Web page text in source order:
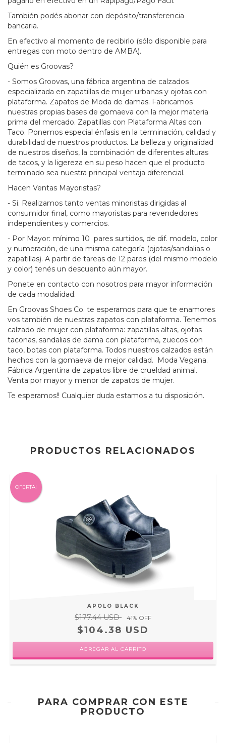
También podés abonar con depósito/transferencia
bancaria.
En efectivo al momento de recibirlo (sólo disponible para
entregas con moto dentro de AMBA).
Quién es Groovas?
- Somos Groovas, una fábrica argentina de calzados
especializada en zapatillas de mujer urbanas y ojotas con
plataforma. Zapatos de Moda de damas. Fabricamos
nuestras propias bases de gomaeva con la mejor materia
prima del mercado. Zapatillas con Plataforma Altas con
Taco. Ponemos especial énfasis en la terminación, calidad y
durabilidad de nuestros productos. La belleza y originalidad
de nuestros diseños, la combinación de diferentes alturas
de tacos, y la ligereza en su peso hacen que el producto
terminado sea nuestra principal ventaja diferencial.
Hacen Ventas Mayoristas?
- Si. Realizamos tanto ventas minoristas dirigidas al
consumidor final, como mayoristas para revendedores
independientes y comercios.
- Por Mayor: mínimo 10 pares surtidos, de dif. modelo, color
y numeración, de una misma categoría (ojotas/sandalias o
zapatillas). A partir de tareas de 12 pares (del mismo modelo
y color) tenés un descuento aún mayor.
Ponete en contacto con nosotros para mayor información
de cada modalidad.
En Groovas Shoes Co. te esperamos para que te enamores
vos también de nuestras zapatos con plataforma. Tenemos
calzado de mujer con plataforma: zapatillas altas, ojotas
taconas, sandalias de dama con plataforma, zuecos con
taco, botas con plataforma. Todos nuestros calzados están
hechos con la gomaeva de mejor calidad. Moda Vegana.
Fábrica Argentina de zapatos libre de crueldad animal.
Venta por mayor y menor de zapatos de mujer.
Te esperamos!! Cualquier duda estamos a tu disposición.
PRODUCTOS RELACIONADOS
OFERTA!
APOLO BLACK
$177.44 USD 41% OFF
$104.38 USD
AGREGAR AL CARRITO
PARA COMPRAR CON ESTE
PRODUCTO